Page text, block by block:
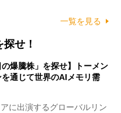
一覧を見る
せ！
の爆騰株」を探せ】トーメン
通じて世界のAIメモリ需
に出演するグローバルリン